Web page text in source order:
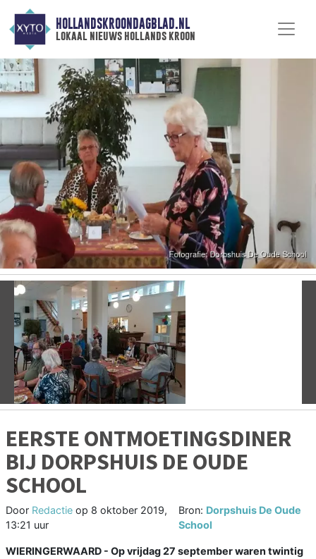
HOLLANDSKROONDAGBLAD.NL
lokaal nieuws hollands kroon
Vorige
EERSTE ONTMOETINGSDINER
BIJ DORPSHUIS DE OUDE
SCHOOL
Door Redactie op 8 oktober 2019,
13:21 uur
Bron: Dorpshuis De Oude
School
WIERINGERWAARD - Op vrijdag 27 september waren twintig